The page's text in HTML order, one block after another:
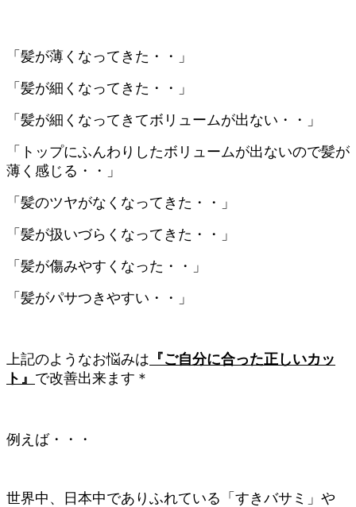
「髪が薄くなってきた・・」
「髪が細くなってきた・・」
「髪が細くなってきてボリュームが出ない・・」
「トップにふんわりしたボリュームが出ないので髪が
薄く感じる・・」
「髪のツヤがなくなってきた・・」
「髪が扱いづらくなってきた・・」
「髪が傷みやすくなった・・」
「髪がパサつきやすい・・」
上記のようなお悩みは 『ご自分に合った正しいカッ
ト』 で改善出来ます＊
例えば・・・
世界中、日本中でありふれている「すきバサミ」や